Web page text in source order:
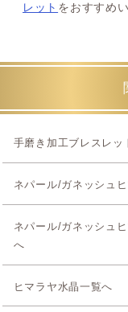
レット をおすすめ
手磨き加工ブレスレッ
ネパール/ガネッシュ
ネパール/ガネッシュ
へ
ヒマラヤ水晶一覧へ